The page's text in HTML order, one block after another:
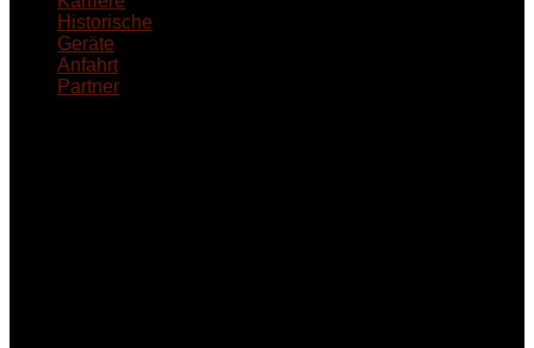
Historische
Geräte
Anfahrt
Partner